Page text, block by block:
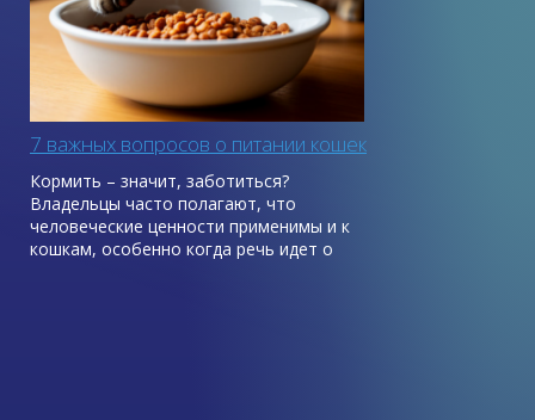
7 важных вопросов о питании кошек
Кормить – значит, заботиться?
Владельцы часто полагают, что
человеческие ценности применимы и к
кошкам, особенно когда речь идет о